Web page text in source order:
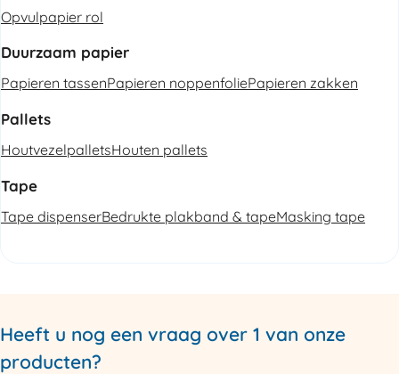
Opvulpapier rol
Duurzaam papier
Papieren tassenPapieren noppenfoliePapieren zakken
Pallets
HoutvezelpalletsHouten pallets
Tape
Tape dispenserBedrukte plakband & tapeMasking tape
Heeft u nog een vraag over 1 van onze
producten?